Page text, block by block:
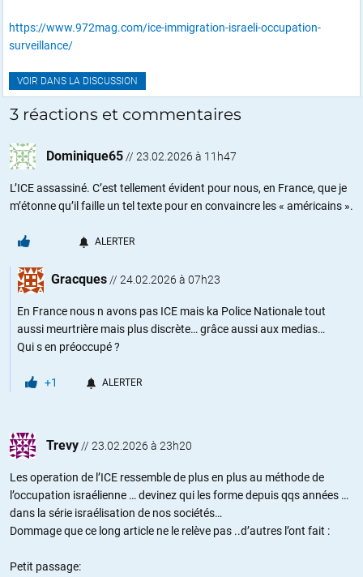
https://www.972mag.com/ice-immigration-israeli-occupation-
surveillance/
VOIR DANS LA DISCUSSION
3 réactions et commentaires
Dominique65 // 23.02.2026 à 11h47
L’ICE assassiné. C’est tellement évident pour nous, en France, que je
m’étonne qu’il faille un tel texte pour en convaincre les « américains ».
ALERTER
Gracques // 24.02.2026 à 07h23
En France nous n avons pas ICE mais ka Police Nationale tout
aussi meurtrière mais plus discrète… grâce aussi aux medias…
Qui s en préoccupé ?
+1 ALERTER
Trevy // 23.02.2026 à 23h20
Les operation de l’ICE ressemble de plus en plus au méthode de
l’occupation israélienne … devinez qui les forme depuis qqs années …
dans la série israélisation de nos sociétés…
Dommage que ce long article ne le relève pas ..d’autres l’ont fait :
Petit passage: